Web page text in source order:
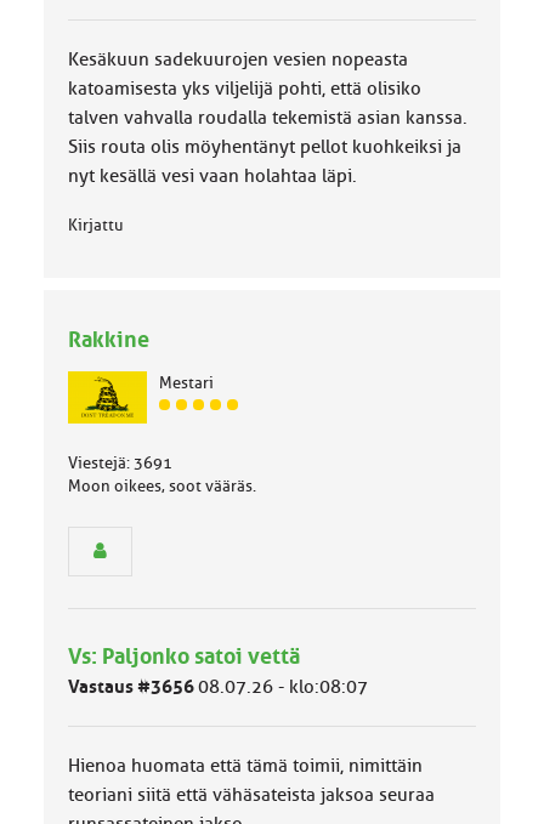
k
k
a
Kesäkuun sadekuurojen vesien nopeasta
katoamisesta yks viljelijä pohti, että olisiko
talven vahvalla roudalla tekemistä asian kanssa.
Siis routa olis möyhentänyt pellot kuohkeiksi ja
nyt kesällä vesi vaan holahtaa läpi.
Kirjattu
Rakkine
Mestari
J
s
e
u
o
Viestejä: 3691
Moon oikees, soot vääräs.
Vs: Paljonko satoi vettä
Vastaus #365608.07.26 - klo:08:07
Hienoa huomata että tämä toimii, nimittäin
teoriani siitä että vähäsateista jaksoa seuraa